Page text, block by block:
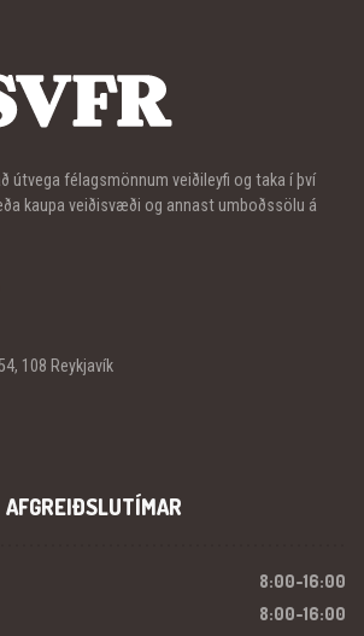
útvega félagsmönnum veiðileyfi og taka í því
kaupa veiðisvæði og annast umboðssölu á
108 Reykjavík
AFGREIÐSLUTÍMAR
8:00-16:00
8:00-16:00